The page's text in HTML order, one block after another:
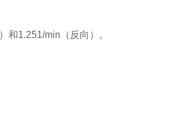
1.251/min（反向）。